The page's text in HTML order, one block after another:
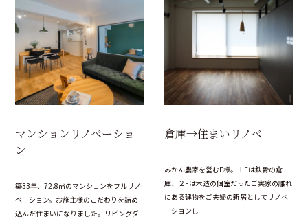
マンションリノベーショ
ン
築33年、72.8㎡のマンションをフルリノ
ベーション。お施主様のこだわりを詰め
込んだ住まいになりました。リビングダ
倉庫→住まいリノベ
みかん農家を営むF様。１Fは鉄骨の倉
庫、２Fは木造の個室だったご実家の離れ
にある建物をご夫婦の新居としてリノベ
ーションし